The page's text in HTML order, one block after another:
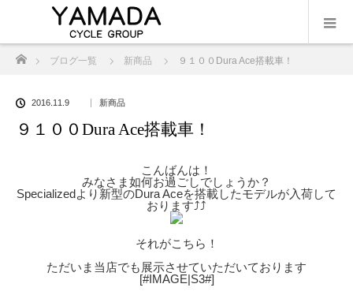
ブログ一覧 新商品 ９１００Dura Ace搭載車！
2016.11.9 新商品
９１００Dura Ace搭載車！
こんばんは！
みなさま如何お過ごしでしょうか？
Specializedより新型のDura Aceを搭載したモデルが入荷して
おります⤴︎⤴︎
それがこちら！
ただいま当店でも展示させていただいております
[#IMAGE|S3#]